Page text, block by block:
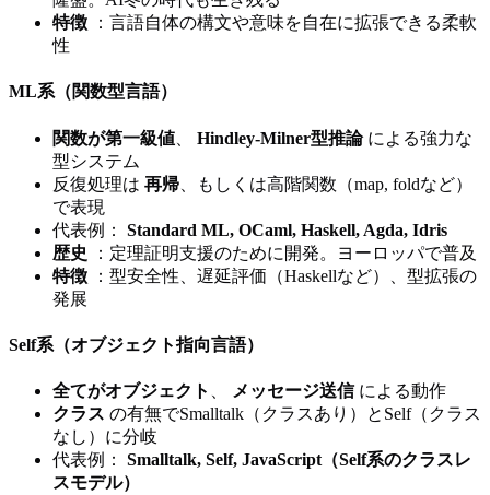
特徴 ：言語自体の構文や意味を自在に拡張できる柔軟
性
ML系（関数型言語）
関数が第一級値 Hindley-Milner型推論による強力な
型システム
反復処理は 再帰 、もしくは高階関数（map, foldなど）
で表現
代表例： Standard ML, OCaml, Haskell, Agda, Idris
歴史
：定理証明支援のために開発。ヨーロッパで普及
特徴 ：型安全性、遅延評価（Haskellなど）、型拡張の
発展
Self系（オブジェクト指向言語）
全てがオブジェクト メッセージ送信による動作
クラス の有無でSmalltalk（クラスあり）とSelf（クラス
なし）に分岐
代表例： Smalltalk, Self, JavaScript（Self系のクラスレ
スモデル）